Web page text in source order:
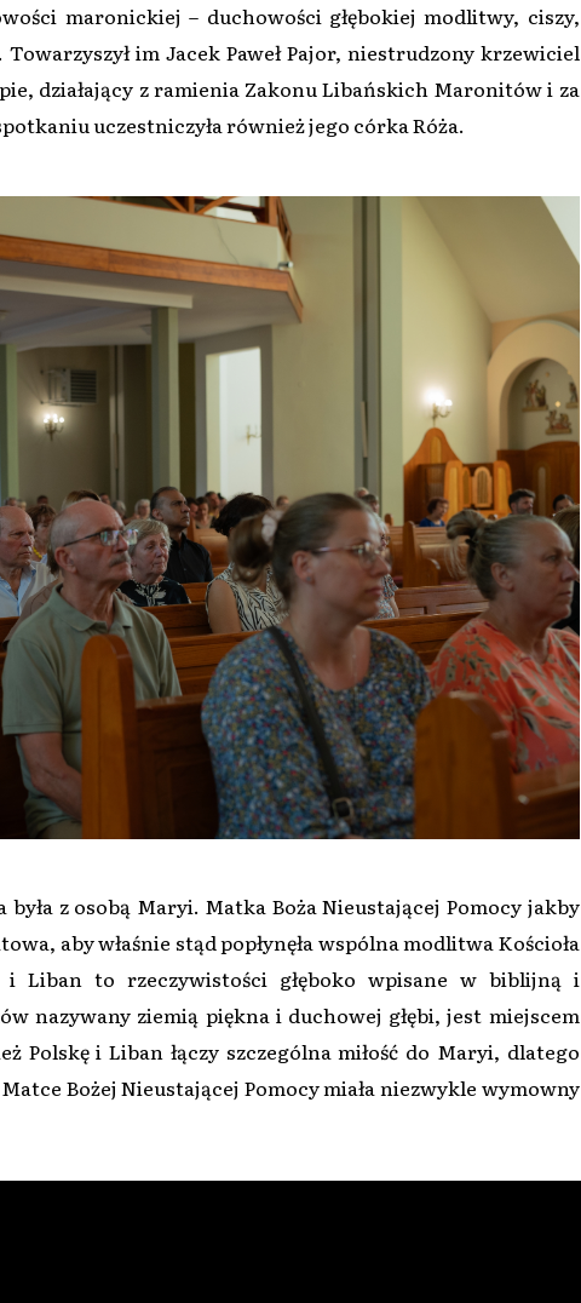
maronickiej – duchowości głębokiej modlitwy, ciszy,
im Jacek Paweł Pajor, niestrudzony krzewiciel
działający z ramienia Zakonu Libańskich Maronitów i za
uczestniczyła również jego córka Róża.
z osobą Maryi. Matka Boża Nieustającej Pomocy jakby
aby właśnie stąd popłynęła wspólna modlitwa Kościoła
Liban to rzeczywistości głęboko wpisane w biblijną i
nazywany ziemią piękna i duchowej głębi, jest miejscem
Polskę i Liban łączy szczególna miłość do Maryi, dlatego
Bożej Nieustającej Pomocy miała niezwykle wymowny